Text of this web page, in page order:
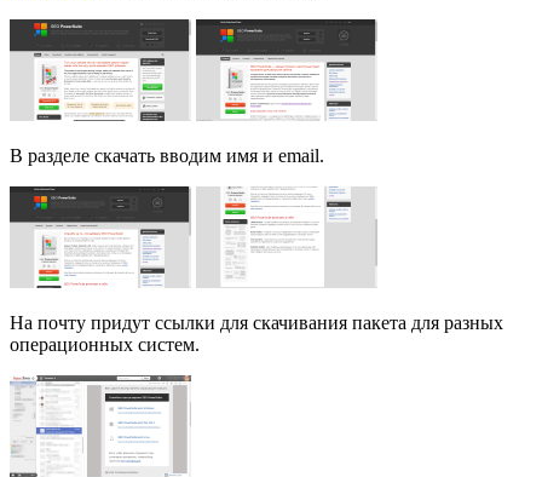
В разделе скачать вводим имя и email.
На почту придут ссылки для скачивания пакета для разных
операционных систем.